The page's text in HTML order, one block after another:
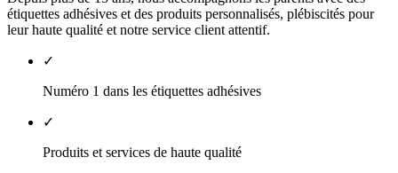
étiquettes adhésives et des produits personnalisés, plébiscités pour
leur haute qualité et notre service client attentif.
✓
Numéro 1 dans les étiquettes adhésives
✓
Produits et services de haute qualité